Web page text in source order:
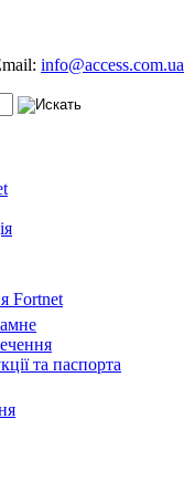
info@access.com.ua
Fortnet
та паспорта